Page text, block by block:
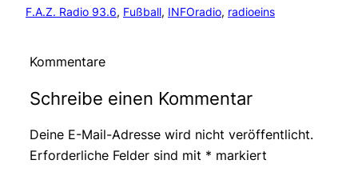
F.A.Z. Radio 93.6, Fußball, INFOradio, radioeins
Kommentare
Schreibe einen Kommentar
Deine E-Mail-Adresse wird nicht veröffentlicht.
Erforderliche Felder sind mit * markiert